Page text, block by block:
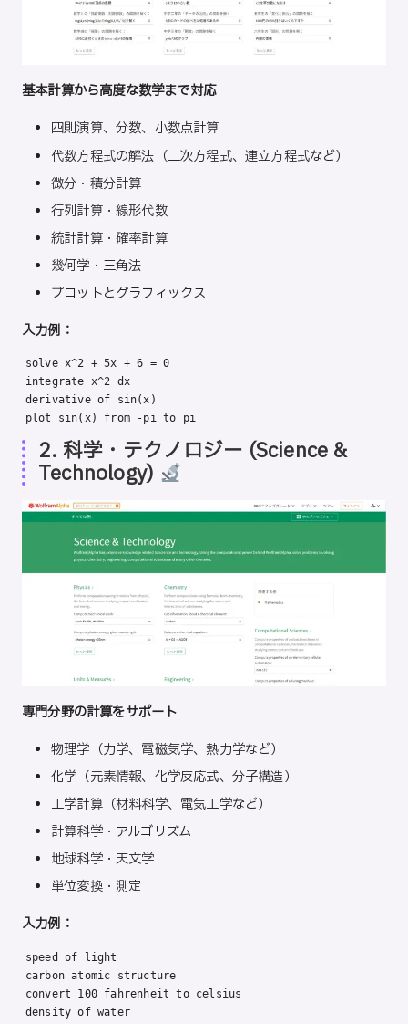
基本計算から高度な数学まで対応
四則演算、分数、小数点計算
代数方程式の解法（二次方程式、連立方程式など）
微分・積分計算
行列計算・線形代数
統計計算・確率計算
幾何学・三角法
プロットとグラフィックス
入力例：
solve x^2 + 5x + 6 = 0
integrate x^2 dx
derivative of sin(x)
plot sin(x) from -pi to pi
2. 科学・テクノロジー (Science &
Technology)
専門分野の計算をサポート
物理学（力学、電磁気学、熱力学など）
化学（元素情報、化学反応式、分子構造）
工学計算（材料科学、電気工学など）
計算科学・アルゴリズム
地球科学・天文学
単位変換・測定
入力例：
speed of light
carbon atomic structure
convert 100 fahrenheit to celsius
density of water